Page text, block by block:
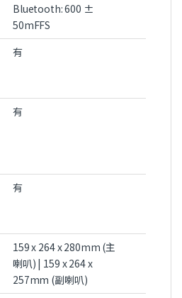
Bluetooth: 600 ±
50mFFS
有
有
有
159 x 264 x 280mm (主
喇叭) | 159 x 264 x
257mm (副喇叭)